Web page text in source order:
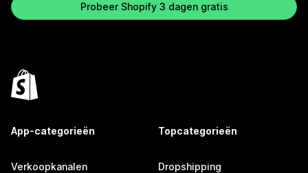
Probeer Shopify 3 dagen gratis
App-categorieën
Verkoopkanalen
Topcategorieën
Dropshipping